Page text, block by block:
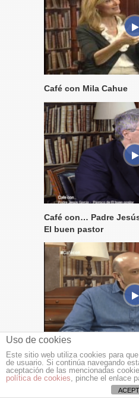
Café con Mila Cahue
Café con… Padre
El buen pastor
Café con… Vicent
Uso de cookies
Este sitio web utiliza cookies para
de usuario. Si continúa navegando
aceptación de las mencionadas
política de cookies, pinche el enlace